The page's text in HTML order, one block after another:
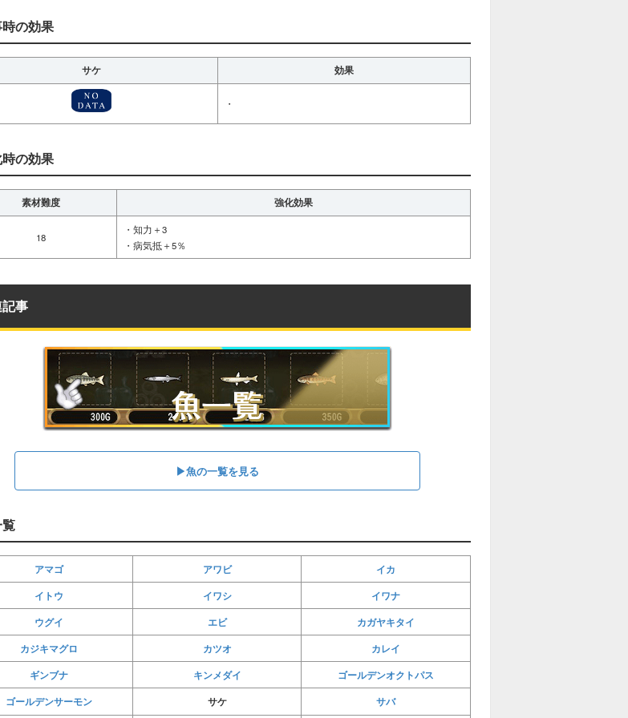
の効果
サケ 効果
・
の効果
素材難度 強化効果
18
・知力＋3
・病気抵＋5％
事
▶魚の一覧を見る
アマゴ アワビ
イカ
イトウ
イワシ
イワナ
ウグイ
エビ
カガヤキタイ
カジキマグロ
カツオ
カレイ
ギンブナ
キンメダイ
ゴールデンオクトパス
ゴールデンサーモン
サケ サバ